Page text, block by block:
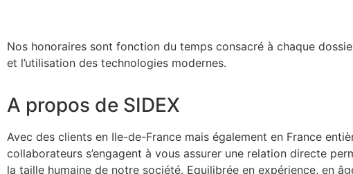
Nos honoraires sont fonction du temps consacré à chaque
et l’utilisation des technologies modernes.
A propos de SIDEX
Avec des clients en Ile-de-France mais également en France
collaborateurs s’engagent à vous assurer une relation directe
la taille humaine de notre société. Equilibrée en expérience, en